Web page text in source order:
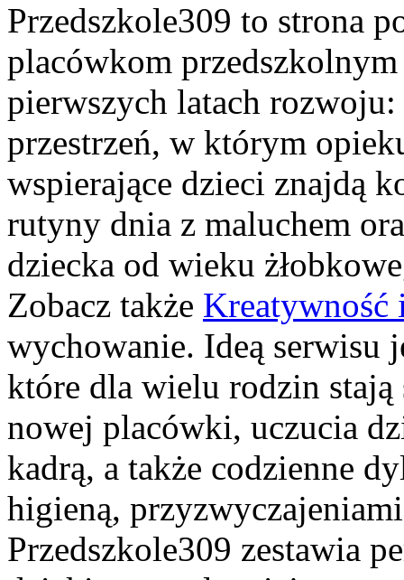
Przedszkole309 to strona
placówkom
pierwszych latach
przestrzeń, w którym
wspierające dzieci znajdą
rutyny dnia z maluchem
dziecka od wieku
Zobacz także Kreatywność
wychowanie. Ideą serwisu
które dla wielu rodzin
nowej placówki, uczucia
kadrą, a także codzienne
higieną,
Przedszkole309 zestawia